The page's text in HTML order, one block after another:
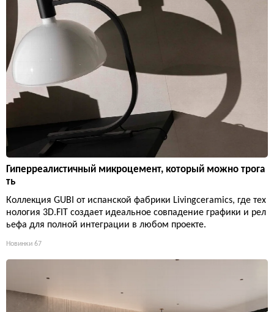
Гиперреалистичный микроцемент, который можно трога
ть
Коллекция GUBI от испанской фабрики Livingceramics, где тех
нология 3D.FIT создает идеальное совпадение графики и рел
ьефа для полной интеграции в любом проекте.
Новинки 67